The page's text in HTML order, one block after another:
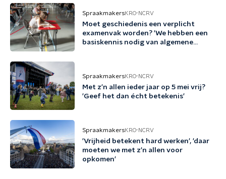
SpraakmakersKRO-NCRV
Moet geschiedenis een verplicht
examenvak worden? 'We hebben een
basiskennis nodig van algemene
SpraakmakersKRO-NCRV
Met z'n allen ieder jaar op 5 mei vrij?
'Geef het dan écht betekenis'
SpraakmakersKRO-NCRV
'Vrijheid betekent hard werken', 'daar
moeten we met z'n allen voor
opkomen'